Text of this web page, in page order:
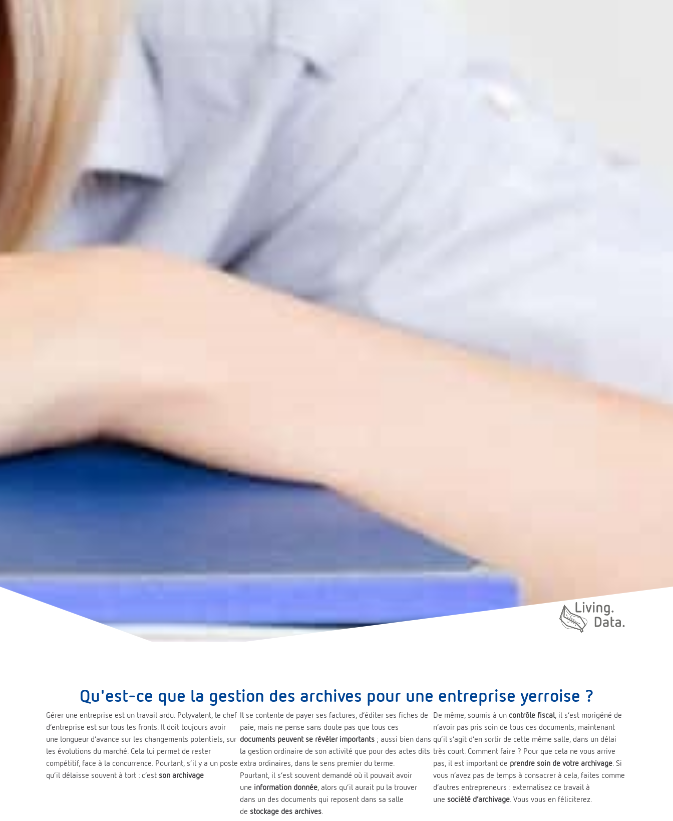
Qu'est-ce que la gestion des archives pour une entreprise yerroise ?
Gérer une entreprise est un travail ardu. Polyvalent, le chef
d’entreprise est sur tous les fronts. Il doit toujours avoir
une longueur d’avance sur les changements potentiels, sur
les évolutions du marché. Cela lui permet de rester
compétitif, face à la concurrence. Pourtant, s’il y a un poste
qu’il délaisse souvent à tort : c’est son archivage
Il se contente de payer ses factures, d’éditer ses fiches de
paie, mais ne pense sans doute pas que tous ces
documents peuvent se révéler importants; aussi bien dans
la gestion ordinaire de son activité que pour des actes dits
extra ordinaires, dans le sens premier du terme.
Pourtant, il s’est souvent demandé où il pouvait avoir
une information donnée, alors qu’il aurait pu la trouver
dans un des documents qui reposent dans sa salle
de stockage des archives.
De même, soumis à un contrôle fiscal, il s’est morigéné de
n’avoir pas pris soin de tous ces documents, maintenant
qu’il s’agit d’en sortir de cette même salle, dans un délai
très court. Comment faire ? Pour que cela ne vous arrive
pas, il est important de prendre soin de votre archivage. Si
vous n’avez pas de temps à consacrer à cela, faites comme
d’autres entrepreneurs : externalisez ce travail à
une société d’archivage. Vous vous en féliciterez.